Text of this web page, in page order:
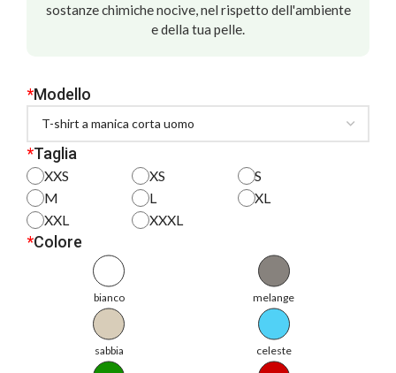
sostanze chimiche nocive, nel rispetto dell'ambiente
e della tua pelle.
*Modello
*Taglia
XXS XS
S
M
L
XL
XXL
XXXL
*Colore
bianco melange
sabbia celeste